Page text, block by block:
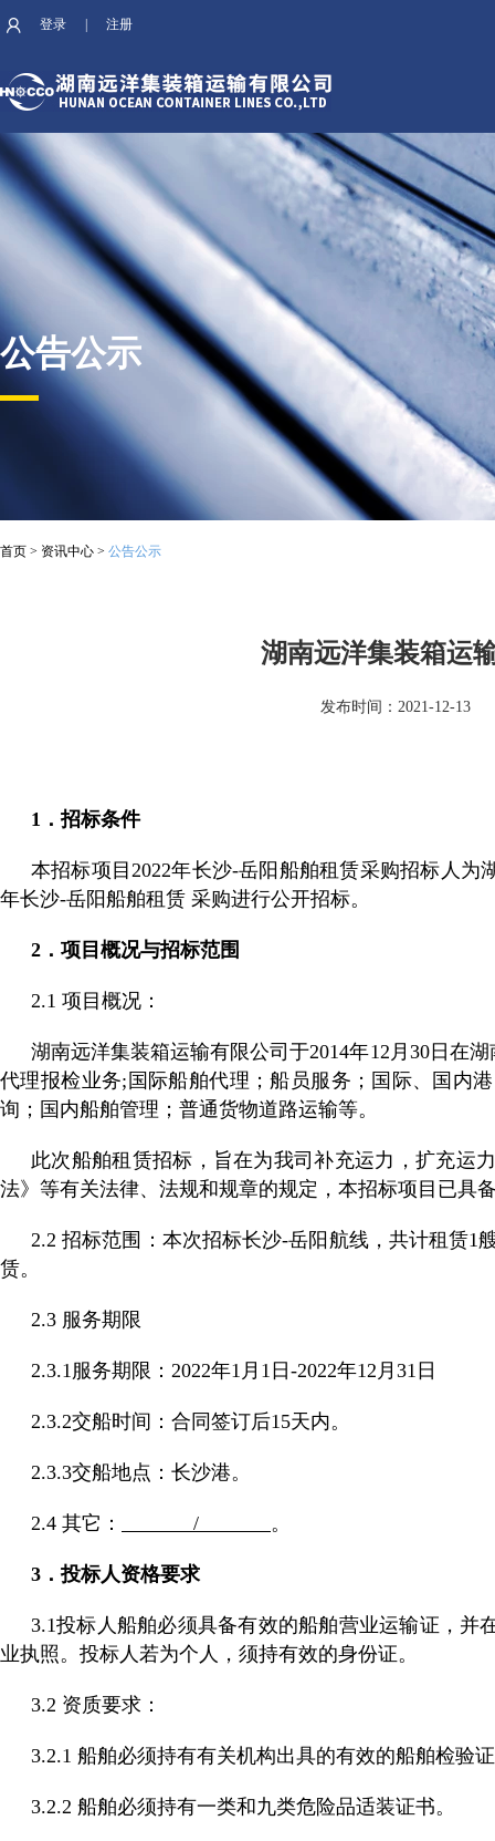
登录 注册
公告公示
首页 > 资讯中心 > 公告公示
湖南远洋集装箱运
发布时间：2021-12-13
1．招标条件
本招标项目2022年长沙-岳阳船舶租赁采购招标人
年长沙-岳阳船舶租赁 采购进行公开招标。
2．项目概况与招标范围
2.1 项目概况：
湖南远洋集装箱运输有限公司于2014年12月30日在
代理报检业务;国际船舶代理；船员服务；国际、国内
询；国内船舶管理；普通货物道路运输等。
此次船舶租赁招标，旨在为我司补充运力，扩充运
法》等有关法律、法规和规章的规定，本招标项目已具
2.2 招标范围：本次招标长沙-岳阳航线，共计租赁1
赁。
2.3 服务期限
2.3.1服务期限：2022年1月1日-2022年12月31日
2.3.2交船时间：合同签订后15天内。
2.3.3交船地点：长沙港。
2.4 其它： / 。
3．投标人资格要求
3.1投标人船舶必须具备有效的船舶营业运输证，
业执照。投标人若为个人，须持有效的身份证。
3.2 资质要求：
3.2.1 船舶必须持有有关机构出具的有效的船舶检验
3.2.2 船舶必须持有一类和九类危险品适装证书。